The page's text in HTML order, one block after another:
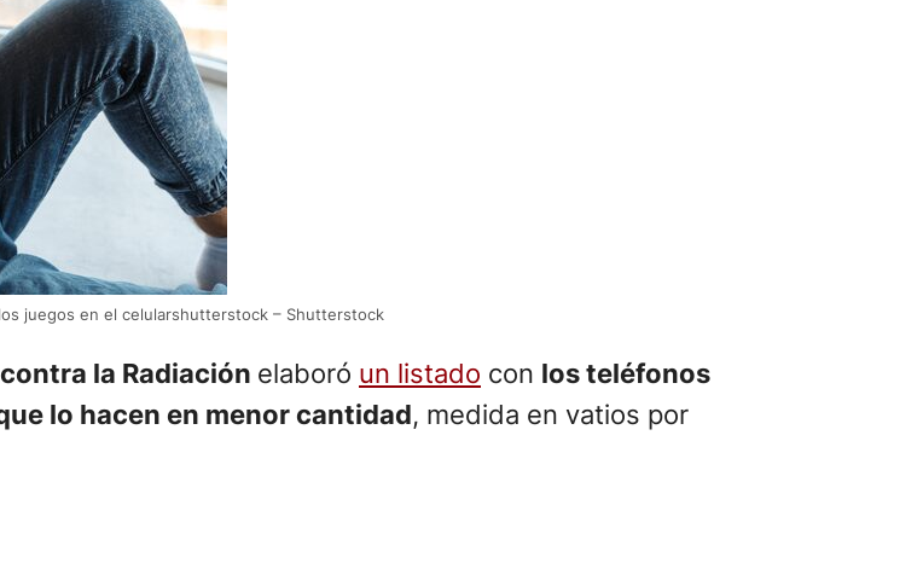
juegos en el celularshutterstock – Shutterstock
la Radiación elaboró un listado con los teléfonos
lo hacen en menor cantidad, medida en vatios por